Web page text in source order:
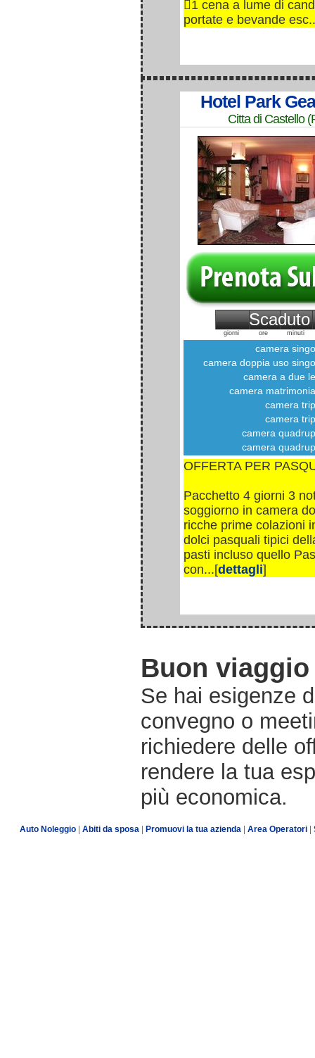
1 cena a lume di
portate e bevande
Hotel Park
Citta di Castello
Scaduto
giorni ore minuti
camera
camera doppia uso
camera a due
camera
camera
camera
camera
camera
OFFERTA PER
Pacchetto 4 giorni 3
soggiorno in camera
ricche prime colazioni
dolci pasquali tipici
pasti incluso quello
con...[dettagli]
Buon viaggio
Se hai esigenze
convegno o
richiedere delle
rendere la tua
più economica.
Auto Noleggio Abiti da sposa Promuovi la tua azienda Area Operatori